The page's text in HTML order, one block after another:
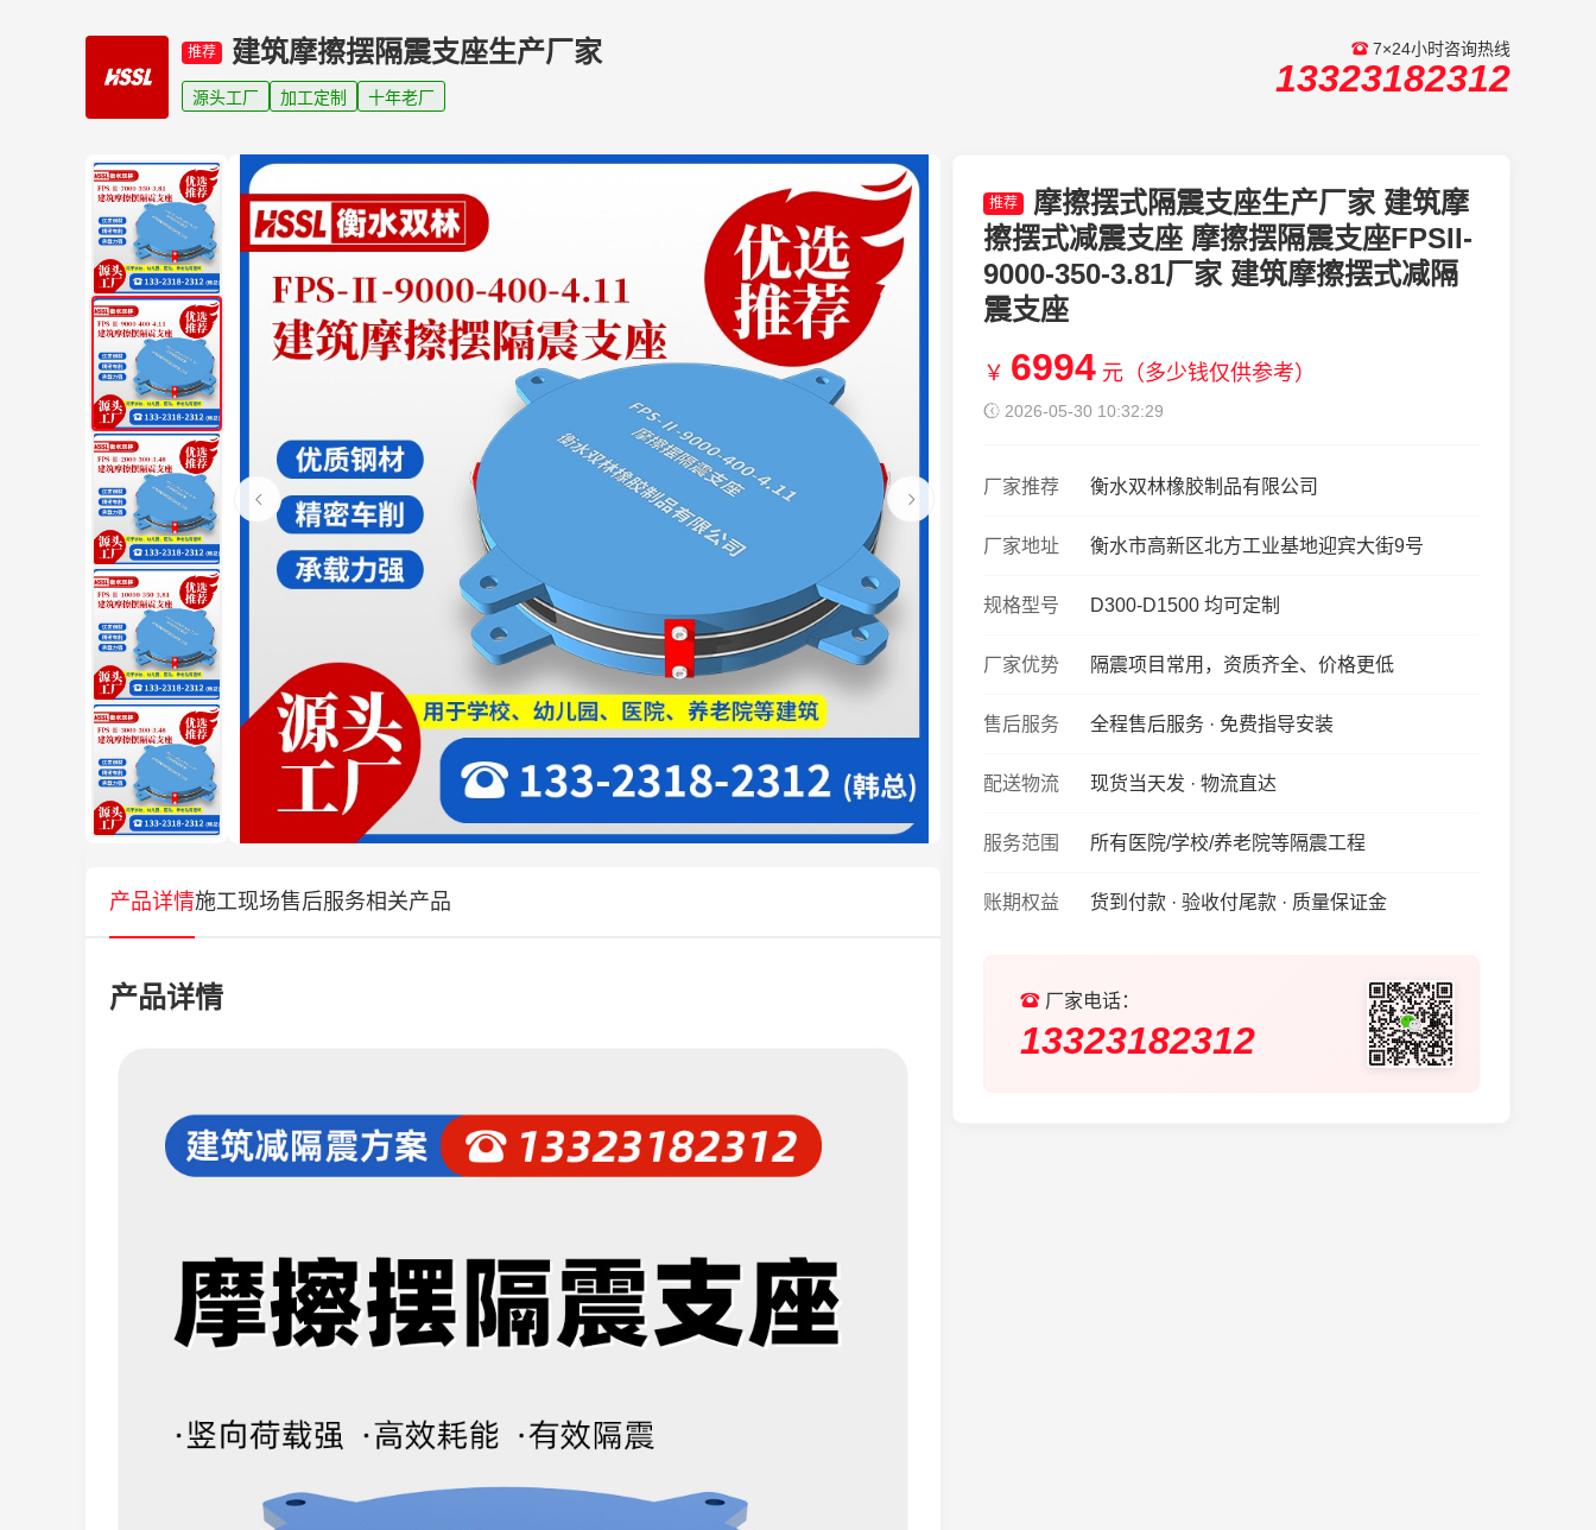
推荐 建筑摩擦摆隔震支座生产厂家
源头工厂 加工定制 十年老厂
7×24小时咨询热线
13323182312
推荐
摩擦摆式隔震支座生产厂家 建筑摩
擦摆式减震支座 摩擦摆隔震支座FPSII-
9000-350-3.81厂家 建筑摩擦摆式减隔
震支座
￥ 6994 元（多少钱仅供参考）
2026-05-30 10:32:29
厂家推荐 衡水双林橡胶制品有限公司
厂家地址 衡水市高新区北方工业基地迎宾大街9号
规格型号 D300-D1500 均可定制
厂家优势 隔震项目常用，资质齐全、价格更低
售后服务 全程售后服务 · 免费指导安装
配送物流 现货当天发 · 物流直达
服务范围 所有医院/学校/养老院等隔震工程
账期权益 货到付款 · 验收付尾款 · 质量保证金
厂家电话：
13323182312
产品详情施工现场售后服务相关产品
产品详情